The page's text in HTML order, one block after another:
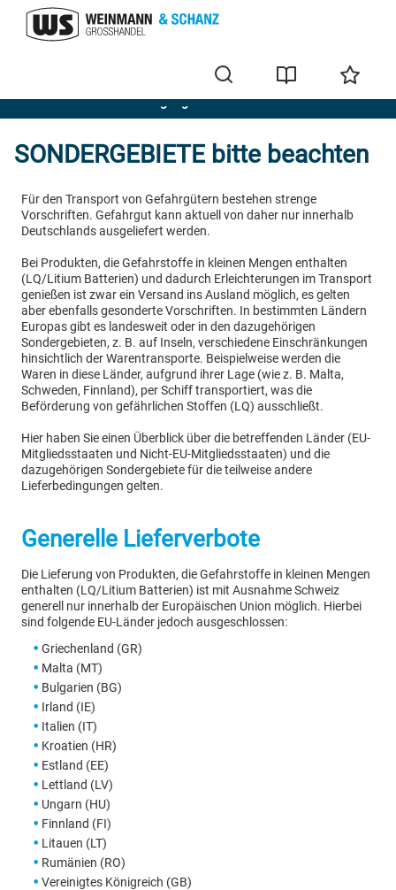
Liefer- und Versandbedingungen
SONDERGEBIETE bitte beachten
Für den Transport von Gefahrgütern bestehen strenge
Vorschriften. Gefahrgut kann aktuell von daher nur innerhalb
Deutschlands ausgeliefert werden.
Bei Produkten, die Gefahrstoffe in kleinen Mengen enthalten
(LQ/Litium Batterien) und dadurch Erleichterungen im Transport
genießen ist zwar ein Versand ins Ausland möglich, es gelten
aber ebenfalls gesonderte Vorschriften. In bestimmten Ländern
Europas gibt es landesweit oder in den dazugehörigen
Sondergebieten, z. B. auf Inseln, verschiedene Einschränkungen
hinsichtlich der Warentransporte. Beispielweise werden die
Waren in diese Länder, aufgrund ihrer Lage (wie z. B. Malta,
Schweden, Finnland), per Schiff transportiert, was die
Beförderung von gefährlichen Stoffen (LQ) ausschließt.
Hier haben Sie einen Überblick über die betreffenden Länder (EU-
Mitgliedsstaaten und Nicht-EU-Mitgliedsstaaten) und die
dazugehörigen Sondergebiete für die teilweise andere
Lieferbedingungen gelten.
Generelle Lieferverbote
Die Lieferung von Produkten, die Gefahrstoffe in kleinen Mengen
enthalten (LQ/Litium Batterien) ist mit Ausnahme Schweiz
generell nur innerhalb der Europäischen Union möglich. Hierbei
sind folgende EU-Länder jedoch ausgeschlossen:
Griechenland (GR)
Malta (MT)
Bulgarien (BG)
Irland (IE)
Italien (IT)
Kroatien (HR)
Estland (EE)
Lettland (LV)
Ungarn (HU)
Finnland (FI)
Litauen (LT)
Rumänien (RO)
Vereinigtes Königreich (GB)